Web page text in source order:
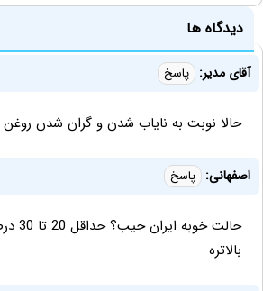
دیدگاه ها
آقای مدیر: پاسخ
حالا نوبت به نایاب شدن و گران شدن روغن
اصفهانی: پاسخ
حالت
بالاتره